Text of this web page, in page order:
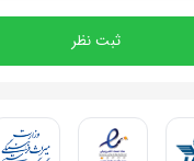
ثبت نظر